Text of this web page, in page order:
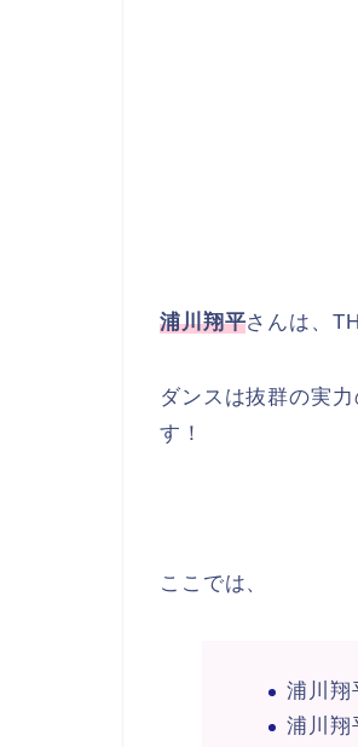
浦川翔平さんは、
ダンスは抜群の実
す！
ここでは、
浦川翔
浦川翔